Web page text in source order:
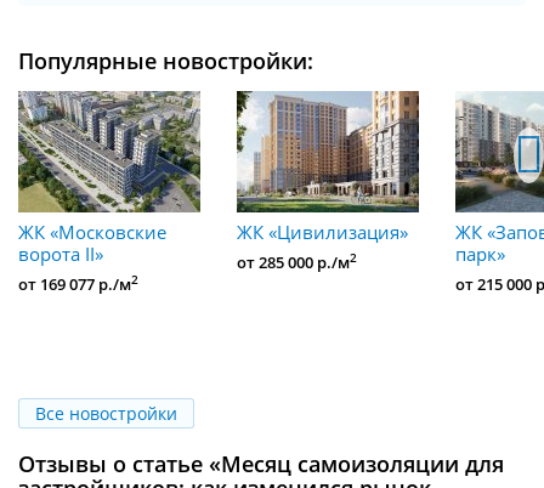
Популярные новостройки:
ЖК «Московские
ворота II»
от 169 077 р./м2
ЖК «Цивилизация»
от 285 000 р./м2
ЖК
парк»
от 215 000
Все новостройки
Отзывы о статье «Месяц самоизоляции для